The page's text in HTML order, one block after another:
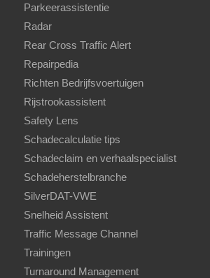
Parkeerassistentie
Radar
Rear Cross Traffic Alert
Repairpedia
Richten Bedrijfsvoertuigen
Rijstrookassistent
Safety Lens
Schadecalculatie tips
Schadeclaim en verhaalspecialist
Schadeherstelbranche
SilverDAT-VWE
Snelheid Assistent
Traffic Message Channel
Trainingen
Turnaround Management